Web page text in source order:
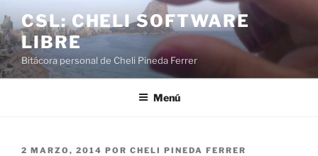
al
contenido
CSL: CHELI SOFTWARE
LIBRE
Bitácora personal de Cheli Pineda Ferrer
Menú
PUBLICADO
2 MARZO, 2014 POR CHELI PINEDA FERRER